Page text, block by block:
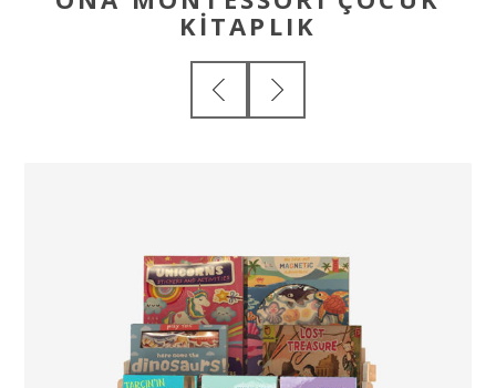
KITAPLIK